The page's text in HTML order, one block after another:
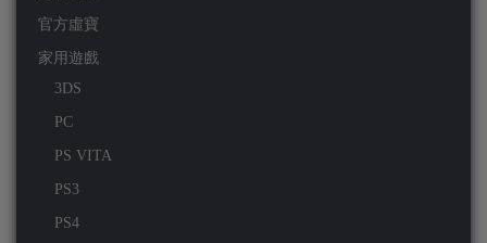
官方虛寶
家用遊戲
3DS
PC
PS VITA
PS3
PS4